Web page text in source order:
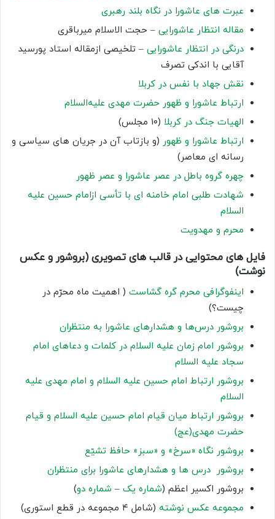
عبرت های عاشورا در نگاه بلند رهبری
مقاله انتظار عاشورایی – حجت الاسلام میرباقری
درنگی در انتظار عاشورایی – تلخیصی ازمقاله استاد پورسید
آقایی با اندکی تصرف
نقش جهاد با نفس در کربلا
ارتباط عاشورا و ظهور حضرت مهدی علیه‌السلام
الهیات جنگ در کربلا (۱۰ مجلس)
ارتباط عاشورا و ظهور (و بازتاب آن در جریان های سیاسی و
رسانه ای معاصر)
چهره گروه باطل در عصر عاشورا و عصر ظهور
شهادت طلبی امام خامنه ای با تأسی ازامام حسین علیه
السلام
محرم و مهدویت
فایل های محتوایی در قالب های تصویری (بروشور و عکس
نوشت)
اینفوگرافی محرم گره گشاست ( اهمیت ماه محرّم در
چیست؟)
بروشور درس‌ها و هشدارهای عاشورا به منتظران
بروشور امام زمان علیه السلام در کلمات و دعاهای امام
سجاد علیه السلام
بروشور ارتباط امام حسین علیه السلام و امام مهدی علیه
السلام
بروشور ارتباط میان قیام امام حسین علیه السلام و قیام
حضرت مهدی(عج)
بروشور نگاه «سرخ» و «سبز» حافظ تشیّع
بروشور درس ها و هشدارهای عاشورا برای منتظران
بروشور اکسیر اعظم (شماره یک – شماره دو)
مجموعه عکس نوشته (شامل ۴ مجموعه در قطع استوری)